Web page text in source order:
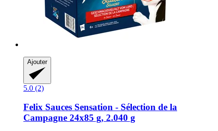
Ajouter
5.0 (2)
Felix Sauces Sensation -​ Sélection de la
Campagne 24x85 g, 2.040 g